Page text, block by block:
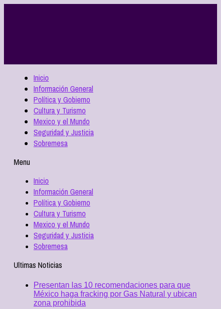
Inicio
Información General
Política y Gobierno
Cultura y Turismo
Mexico y el Mundo
Seguridad y Justicia
Sobremesa
Menu
Inicio
Información General
Política y Gobierno
Cultura y Turismo
Mexico y el Mundo
Seguridad y Justicia
Sobremesa
Ultimas Noticias
Presentan las 10 recomendaciones para que
México haga fracking por Gas Natural y ubican
zona prohibida